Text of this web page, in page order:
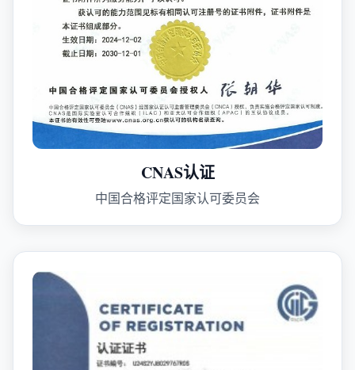
CNAS认证
中国合格评定国家认可委员会